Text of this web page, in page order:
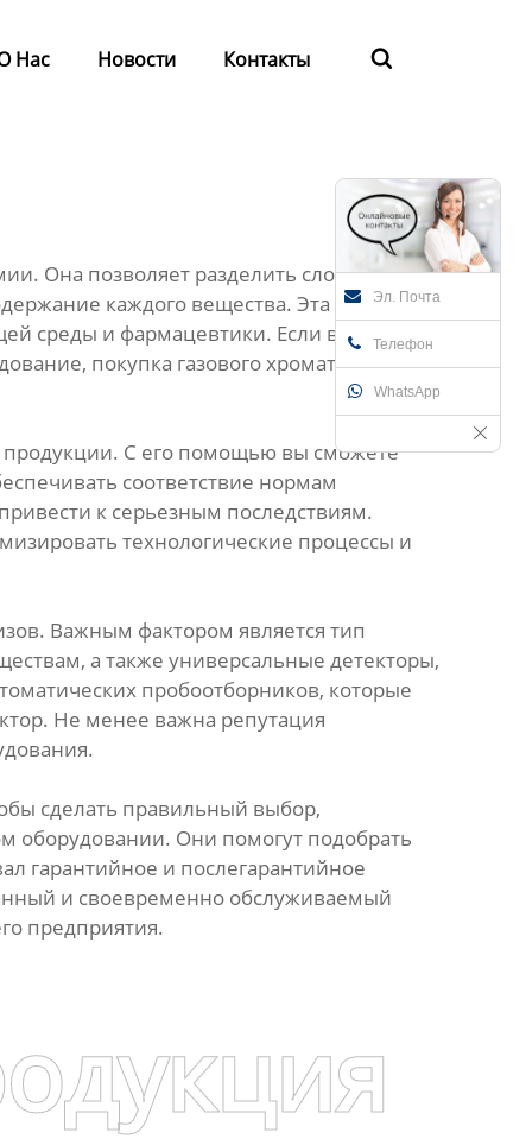
Нас Новости Контакты 
Эл. Почта
Телефон
WhatsApp
Она позволяет разделить сложные
каждого вещества. Эта методика
среды и фармацевтики. Если вашему
покупка газового хроматографа
продукции. С его помощью вы сможете
соответствие нормам
к серьезным последствиям.
технологические процессы и
Важным фактором является тип
а также универсальные детекторы,
пробоотборников, которые
Не менее важна репутация
сделать правильный выбор,
оборудовании. Они помогут подобрать
гарантийное и послегарантийное
и своевременно обслуживаемый
предприятия.